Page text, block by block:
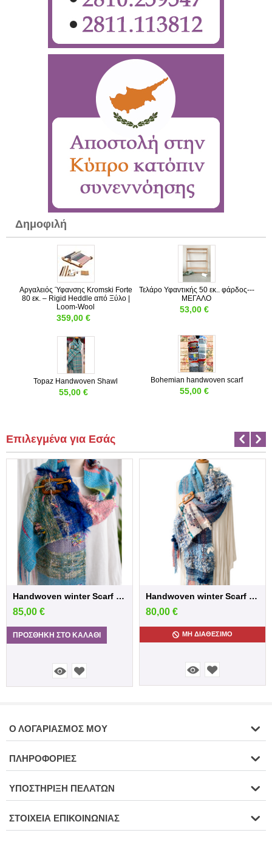
Δημοφιλή
Αργαλειός Ύφανσης Kromski Forte
80 εκ. – Rigid Heddle από Ξύλο |
Loom-Wool
359,00 €
Τελάρο Υφαντικής 50 εκ.. φάρδος---
ΜΕΓΑΛΟ
53,00 €
Topaz Handwoven Shawl
55,00 €
Bohemian handwoven scarf
55,00 €
Επιλεγμένα για Εσάς
Handwoven winter Scarf in blue /Pink sh...
85,00 €
ΠΡΟΣΘΉΚΗ ΣΤΟ ΚΑΛΆΘΙ
Handwoven winter Scarf in blue shades
80,00 €
ΜΗ ΔΙΑΘΈΣΙΜΟ
Ο ΛΟΓΑΡΙΑΣΜΌΣ ΜΟΥ
ΠΛΗΡΟΦΟΡΊΕΣ
ΥΠΟΣΤΉΡΙΞΗ ΠΕΛΑΤΏΝ
ΣΤΟΙΧΕΊΑ ΕΠΙΚΟΙΝΩΝΊΑΣ